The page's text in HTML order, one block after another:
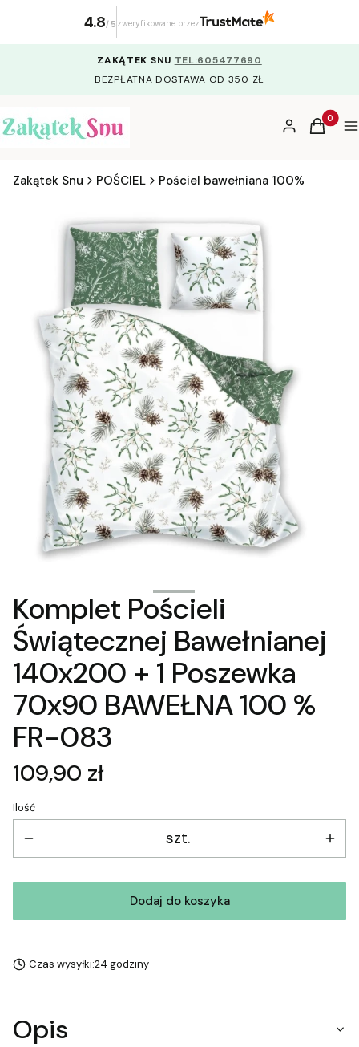
ZAKĄTEK SNU TEL:605477690
BEZPŁATNA DOSTAWA OD 350 ZŁ
Zaloguj sięKoszyk
Zakątek Snu POŚCIEL Pościel bawełniana 100%
Komplet Pościeli
Świątecznej Bawełnianej
140x200 + 1 Poszewka
70x90 BAWEŁNA 100 %
FR-083
Cena
109,90 zł
Ilość
szt.
Dodaj do koszyka
Czas wysyłki:24 godziny
Opis
4.8/ 5 zweryfikowane przez